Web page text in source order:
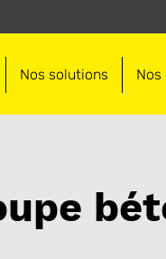
Nos solutions